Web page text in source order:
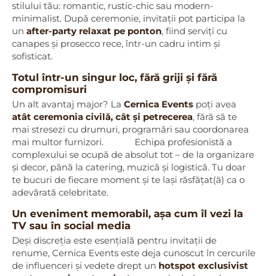
stilului tău: romantic, rustic-chic sau modern-
minimalist. După ceremonie, invitații pot participa la
un after-party relaxat pe ponton, fiind serviți cu
canapes și prosecco rece, într-un cadru intim și
sofisticat.
Totul într-un singur loc, fără griji și fără
compromisuri
Un alt avantaj major? La Cernica Events poți avea
atât ceremonia civilă, cât și petrecerea, fără să te
mai stresezi cu drumuri, programări sau coordonarea
mai multor furnizori. Echipa profesionistă a
complexului se ocupă de absolut tot – de la organizare
și decor, până la catering, muzică și logistică. Tu doar
te bucuri de fiecare moment și te lași răsfățat(ă) ca o
adevărată celebritate.
Un eveniment memorabil, așa cum îl vezi la
TV sau în social media
Deși discreția este esențială pentru invitații de
renume, Cernica Events este deja cunoscut în cercurile
de influenceri și vedete drept un hotspot exclusivist